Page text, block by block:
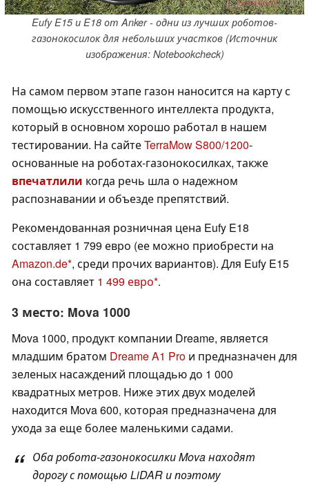
Eufy E15 и E18 от Anker - одни из лучших роботов-
газонокосилок для небольших участков (Источник
изображения: Notebookcheck)
На самом первом этапе газон наносится на карту с
помощью искусственного интеллекта продукта,
который в основном хорошо работал в нашем
тестировании. На сайтеTerraMow S800/1200-
основанные на роботах-газонокосилках, также
впечатлили когда речь шла о надежном
распознавании и объезде препятствий.
Рекомендованная розничная цена Eufy E18
составляет 1 799 евро (ее можно приобрести на
Amazon.de , среди прочих вариантов). Для Eufy E15
она составляет 1 499 евро .
3 место: Mova 1000
Mova 1000, продукт компании Dreame, является
младшим братом Dreame A1 Pro и предназначен для
зеленых насаждений площадью до 1 000
квадратных метров. Ниже этих двух моделей
находится Mova 600, которая предназначена для
ухода за еще более маленькими садами.
Оба робота-газонокосилки Mova находят
дорогу с помощью LiDAR и поэтому